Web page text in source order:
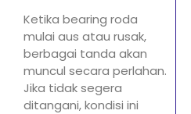
Ketika bearing roda
mulai aus atau rusak,
berbagai tanda akan
muncul secara perlahan.
Jika tidak segera
ditangani, kondisi ini